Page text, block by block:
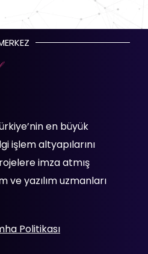
en büyük
işlem altyapılarını
imza atmış
yazılım uzmanları
Politikası